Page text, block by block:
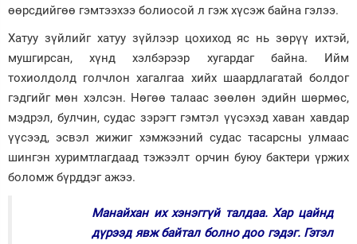
өөрсдийгөө гэмтээхээ болиосой л гэж хүсэж байна гэлээ.
Хатуу зүйлийг хатуу зүйлээр цохиход яс нь зөрүү ихтэй,
мушгирсан, хүнд хэлбэрээр хугардаг байна. Ийм
тохиолдолд голчлон хагалгаа хийх шаардлагатай болдог
гэдгийг мөн хэлсэн. Нөгөө талаас зөөлөн эдийн шөрмөс,
мэдрэл, булчин, судас зэрэгт гэмтэл үүсэхэд хаван хавдар
үүсээд, эсвэл жижиг хэмжээний судас тасарсны улмаас
шингэн хуримтлагдаад тэжээлт орчин буюу бактери үржих
боломж бүрддэг ажээ.
Манайхан их хэнэггүй талдаа. Хар цайнд
дүрээд явж байтал болно доо гэдэг. Гэтэл